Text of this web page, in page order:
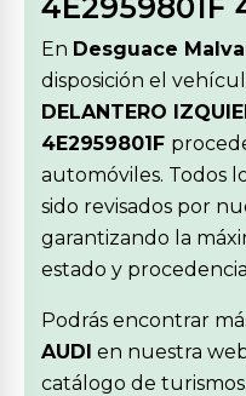
4E2959801F
En Desguace
disposición el
DELANTERO
4E2959801F
automóviles. Todos
sido revisados por
garantizando la
estado y
Podrás encontrar
AUDI en nuestra
catálogo de